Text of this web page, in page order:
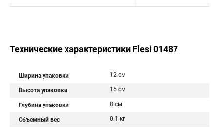
Технические характеристики Flesi 01487
Ширина упаковки 12 см
Высота упаковки 15 см
Глубина упаковки 8 см
Объемный вес 0.1 кг